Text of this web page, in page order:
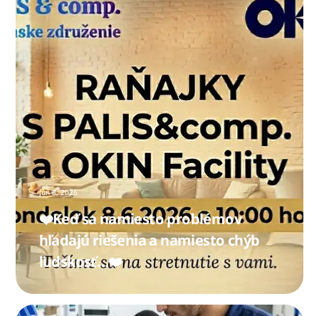
jún 8,2026
❤️Keď sa namiesto problémov
hľadajú riešenia a namiesto chýb
ľudskosť…❤️